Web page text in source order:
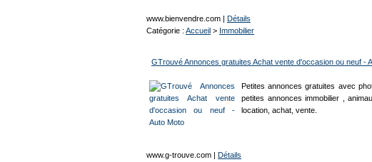
www.bienvendre.com | Détails
Catégorie : Accueil > Immobilier
GTrouvé Annonces gratuites Achat vente d'occasion ou neuf -
Petites annonces gratuites avec
petites annonces immobilier ,
location, achat, vente.
www.g-trouve.com | Détails